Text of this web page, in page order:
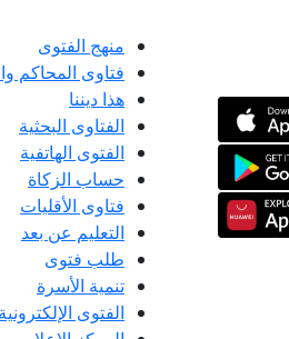
منهج الفتوى
فتاوى المحاكم
هذا ديننا
الفتاوى البحثية
الفتوى الهاتفية
حساب الزكاة
فتاوى الأقليات
التعليم عن بعد
طلب فتوى
تنمية الأسرة
الفتوى الإلكترونية